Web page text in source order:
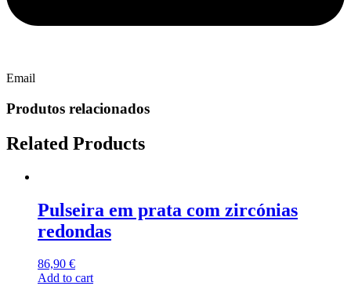
Email
Produtos relacionados
Related Products
Pulseira em prata com zircónias
redondas
86,90 €
Add to cart